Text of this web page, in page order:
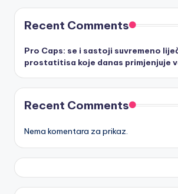
Recent Comments
Pro Caps: se i sastoji suvremeno
prostatitisa koje danas primjenjuje
Recent Comments
Nema komentara za prikaz.